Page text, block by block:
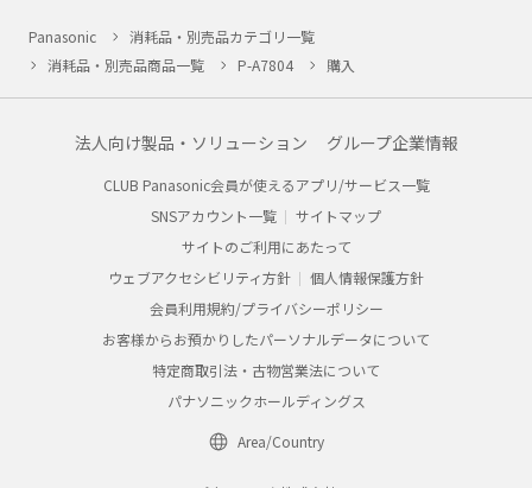
Panasonic
消耗品・別売品カテゴリ一覧
消耗品・別売品商品一覧
P-A7804 購入
法人向け製品・ソリューション グループ企業情報
CLUB Panasonic会員が使えるアプリ/サービス一覧
SNSアカウント一覧
サイトマップ
サイトのご利用にあたって
ウェブアクセシビリティ方針
個人情報保護方針
会員利用規約/プライバシーポリシー
お客様からお預かりしたパーソナルデータについて
特定商取引法・古物営業法について
パナソニックホールディングス
Area/Country